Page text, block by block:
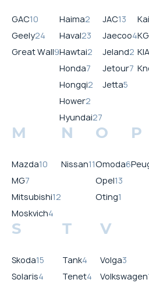
GAC10
Geely24
Great Wall9
Haima2
Haval23
Hawtai2
Honda7
Hongqi2
Hower2
Hyundai27
JAC13
Jaecoo4
Jeland2
Jetour7
Jetta5
KIA
M
Mazda10
MG7
Mitsubishi12
Moskvich4
N
Nissan11
O
Omoda6
Opel13
Oting1
P
S
Skoda15
Solaris4
T
Tank4
Tenet4
V
Volga3
Volkswagen